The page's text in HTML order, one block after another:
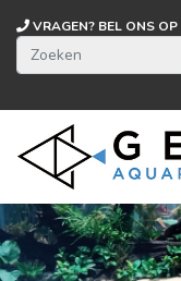
VRAGEN? BEL ONS OP